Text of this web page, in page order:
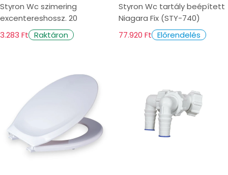
Styron Wc szimering
excentereshossz. 20
3.283 Ft Raktáron
Styron Wc tartály beépített
Niagara Fix (STY-740)
77.920 Ft Előrendelés